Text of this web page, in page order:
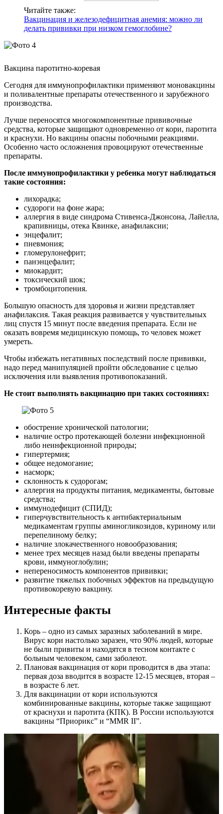
Читайте также:
Вакцинация и железодефицитная анемия: можно ли
делать прививки при низком гемоглобине?
Вакцина паротитно-коревая
Сегодня для иммунопрофилактики применяют моновакцины
и поливалентные препараты отечественного и зарубежного
производства.
Лучше переносятся многокомпонентные прививочные
средства, которые защищают одновременно от кори, паротита
и краснухи. Но вакцины опасны побочными реакциями.
Особенно часто осложнения провоцируют отечественные
препараты.
После иммунопрофилактики у ребенка могут наблюдаться
такие состояния:
лихорадка;
судороги на фоне жара;
аллергия в виде синдрома Стивенса-Джонсона, Лайелла,
крапивницы, отека Квинке, анафилаксии;
энцефалит;
пневмония;
гломерулонефрит;
панэнцефалит;
миокардит;
токсический шок;
тромбоцитопения.
Большую опасность для здоровья и жизни представляет
анафилаксия. Такая реакция развивается у чувствительных
лиц спустя 15 минут после введения препарата. Если не
оказать вовремя медицинскую помощь, то человек может
умереть.
Чтобы избежать негативных последствий после прививки,
надо перед манипуляцией пройти обследование с целью
исключения или выявления противопоказаний.
Не стоит выполнять вакцинацию при таких состояниях:
обострение хронической патологии;
наличие остро протекающей болезни инфекционной
либо неинфекционной природы;
гипертермия;
общее недомогание;
насморк;
склонность к судорогам;
аллергия на продукты питания, медикаменты, бытовые
средства;
иммунодефицит (СПИД);
гиперчувствительность к антибактериальным
медикаментам группы аминогликозидов, куриному или
перепелиному белку;
наличие злокачественного новообразования;
менее трех месяцев назад были введены препараты
крови, иммуноглобулин;
непереносимость компонентов прививки;
развитие тяжелых побочных эффектов на предыдущую
противокоревую вакцину.
Интересные факты
Корь – одно из самых заразных заболеваний в мире.
Вирус кори настолько заразен, что 90% людей, которые
не были привиты и находятся в тесном контакте с
больным человеком, сами заболеют.
Плановая вакцинация от кори проводится в два этапа:
первая доза вводится в возрасте 12-15 месяцев, вторая –
в возрасте 6 лет.
Для вакцинации от кори используются
комбинированные вакцины, которые также защищают
от краснухи и паротита (КПК). В России используются
вакцины “Приорикс” и “MMR II”.